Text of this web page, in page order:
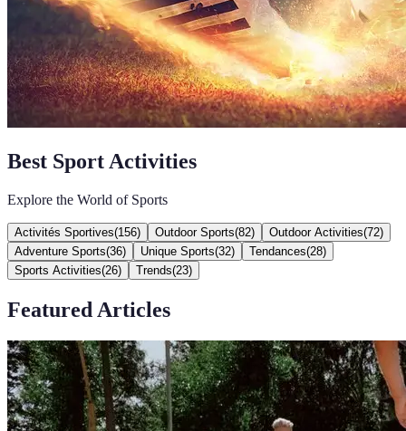
Best Sport Activities
Explore the World of Sports
Activités Sportives(156) Outdoor Sports(82) Outdoor Activities(72)
Adventure Sports(36) Unique Sports(32) Tendances(28)
Sports Activities(26) Trends(23)
Featured Articles